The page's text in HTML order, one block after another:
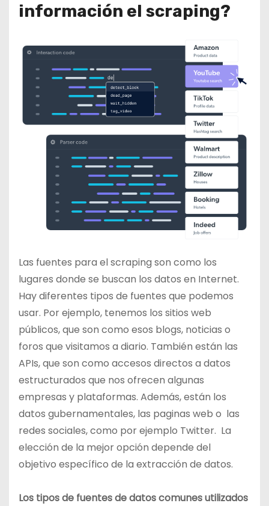
información el scraping?
Las fuentes para el scraping son como los
lugares donde se buscan los datos en Internet.
Hay diferentes tipos de fuentes que podemos
usar. Por ejemplo, tenemos los sitios web
públicos, que son como esos blogs, noticias o
foros que visitamos a diario. También están las
APIs, que son como accesos directos a datos
estructurados que nos ofrecen algunas
empresas y plataformas. Además, están los
datos gubernamentales, las paginas web o las
redes sociales, como por ejemplo Twitter. La
elección de la mejor opción depende del
objetivo específico de la extracción de datos.
Los tipos de fuentes de datos comunes utilizados